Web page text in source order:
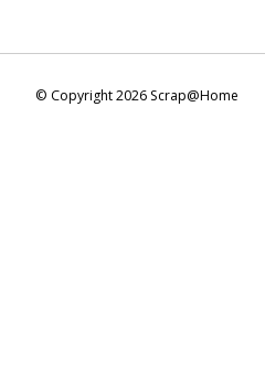
© Copyright 2026 Scrap@Home